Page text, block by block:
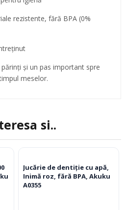
rezistente, fără BPA (0%
și un pas important spre
meselor.
si..
Jucărie de dentiție cu apă,
Inimă roz, fără BPA, Akuku
A0355